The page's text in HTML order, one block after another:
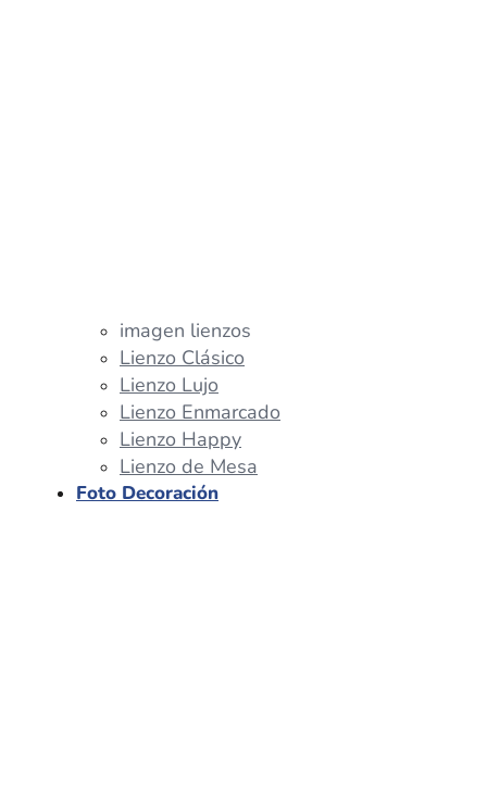
imagen lienzos
Lienzo Clásico
Lienzo Lujo
Lienzo Enmarcado
Lienzo Happy
Lienzo de Mesa
Foto Decoración